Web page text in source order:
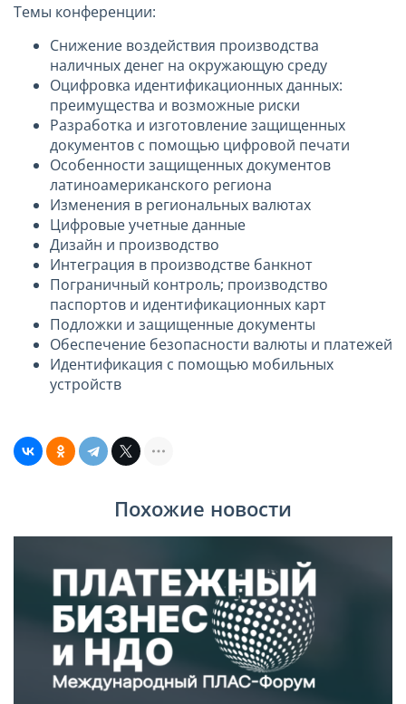
Темы конференции:
Снижение воздействия производства
наличных денег на окружающую среду
Оцифровка идентификационных данных:
преимущества и возможные риски
Разработка и изготовление защищенных
документов с помощью цифровой печати
Особенности защищенных документов
латиноамериканского региона
Изменения в региональных валютах
Цифровые учетные данные
Дизайн и производство
Интеграция в производстве банкнот
Пограничный контроль; производство
паспортов и идентификационных карт
Подложки и защищенные документы
Обеспечение безопасности валюты и платежей
Идентификация с помощью мобильных
устройств
Похожие новости